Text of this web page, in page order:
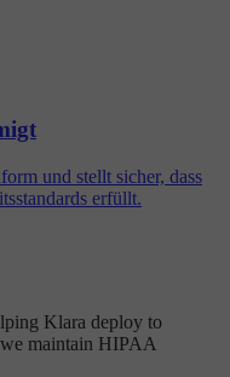
und stellt sicher, dass
erfüllt.
Klara deploy to
maintain HIPAA